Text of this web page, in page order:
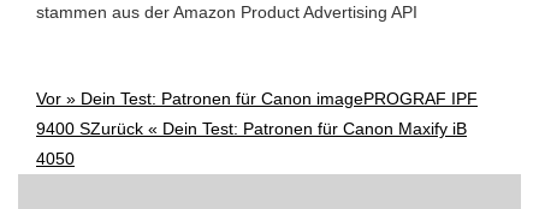
stammen aus der Amazon Product Advertising API
Post
navigation
Vor » Dein Test: Patronen für Canon imagePROGRAF IPF
9400 SZurück « Dein Test: Patronen für Canon Maxify iB
4050